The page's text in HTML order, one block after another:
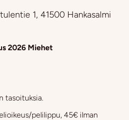
1, 41500 Hankasalmi
2026 Miehet
tasoituksia.
pelilippu, 45€ ilman